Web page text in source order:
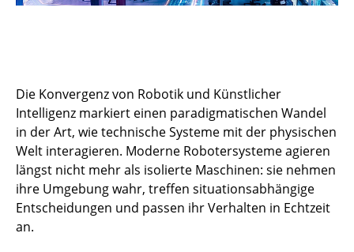
Die Konvergenz von Robotik und Künstlicher
Intelligenz markiert einen paradigmatischen Wandel
in der Art, wie technische Systeme mit der physischen
Welt interagieren. Moderne Robotersysteme agieren
längst nicht mehr als isolierte Maschinen: sie nehmen
ihre Umgebung wahr, treffen situationsabhängige
Entscheidungen und passen ihr Verhalten in Echtzeit
an.